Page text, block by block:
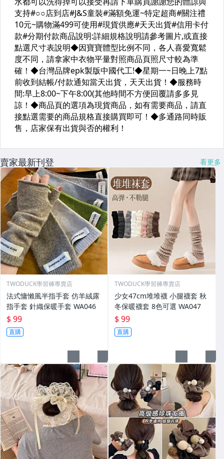
賣家最新刊登 看更多
TWODUCK學習褲專賣店
法式慵懶風半指手套 仿羊絨露
指手套 針織保暖手套 WA046
$ 99
直購
TWODUCK學習褲專賣店
少女47cm堆堆襪 小腿襪套 秋
冬保暖襪套 8色可選 WA047
$ 99
直購